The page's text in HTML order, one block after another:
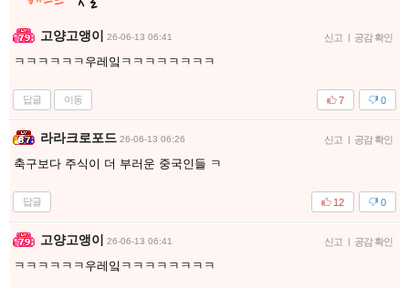
고양고앵이 26-06-13 06:41 신고 공감 확인
ㅋㅋㅋㅋㅋㅋ우레잌ㅋㅋㅋㅋㅋㅋㅋㅋ
답글 이동 0
7
라라크로포드 26-06-13 06:26 신고 공감 확인
축구보다 주식이 더 부러운 중국인들 ㅋ
답글 0
12
고양고앵이 26-06-13 06:41 신고 공감 확인
ㅋㅋㅋㅋㅋㅋ우레잌ㅋㅋㅋㅋㅋㅋㅋㅋ